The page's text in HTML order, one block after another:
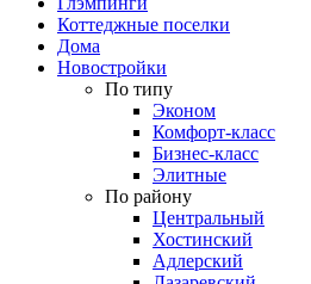
Коттеджные поселки
Дома
Новостройки
По типу
Эконом
Комфорт-класс
Бизнес-класс
Элитные
По району
Центральный
Хостинский
Адлерский